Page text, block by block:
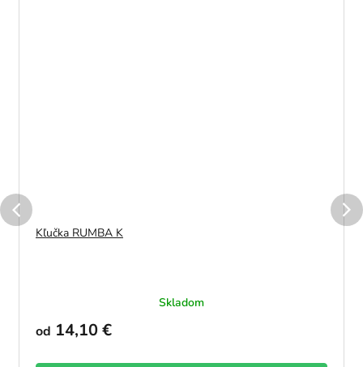
Kľučka RUMBA K
Skladom
od 14,10 €